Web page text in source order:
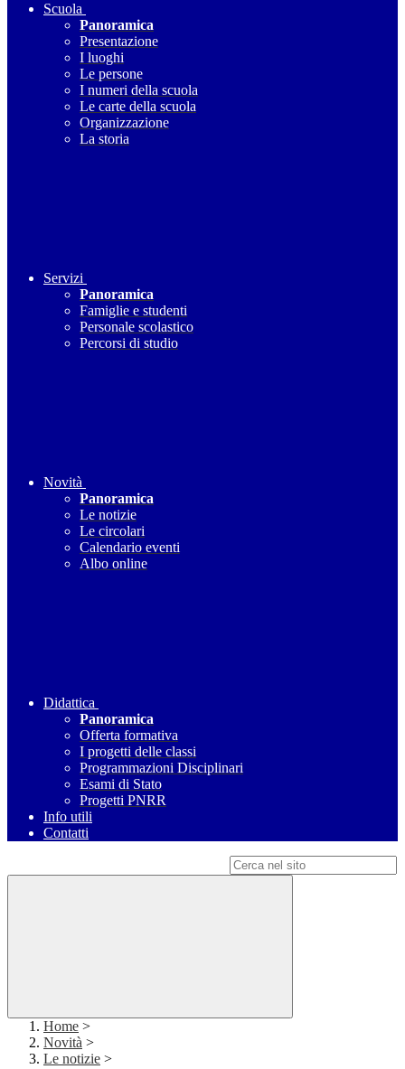
Scuola
Panoramica
Presentazione
I luoghi
Le persone
I numeri della scuola
Le carte della scuola
Organizzazione
La storia
Servizi
Panoramica
Famiglie e studenti
Personale scolastico
Percorsi di studio
Novità
Panoramica
Le notizie
Le circolari
Calendario eventi
Albo online
Didattica
Panoramica
Offerta formativa
I progetti delle classi
Programmazioni Disciplinari
Esami di Stato
Progetti PNRR
Info utili
Contatti
Home >
Novità >
Le notizie >